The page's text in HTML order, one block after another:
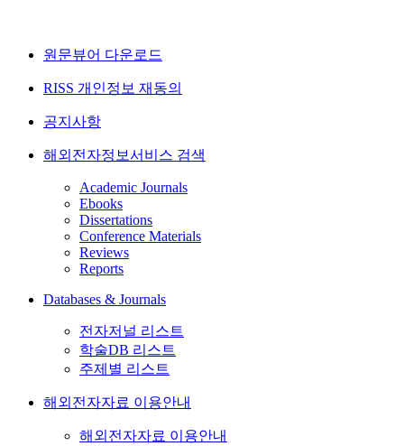
원문뷰어 다운로드
RISS 개인정보 재동의
공지사항
해외전자정보서비스 검색
Academic Journals
Ebooks
Dissertations
Conference Materials
Reviews
Reports
Databases & Journals
전자저널 리스트
학술DB 리스트
주제별 리스트
해외전자자료 이용안내
해외전자자료 이용안내